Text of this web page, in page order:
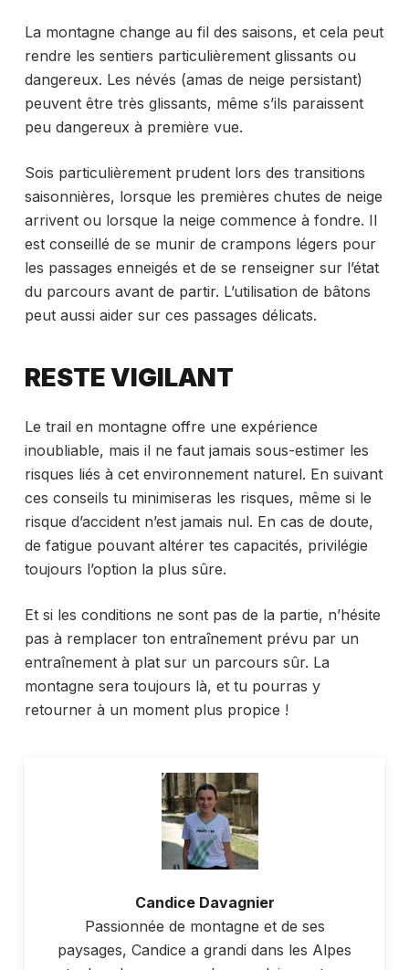
La montagne change au fil des saisons, et cela peut
rendre les sentiers particulièrement glissants ou
dangereux. Les névés (amas de neige persistant)
peuvent être très glissants, même s’ils paraissent
peu dangereux à première vue.
Sois particulièrement prudent lors des transitions
saisonnières, lorsque les premières chutes de neige
arrivent ou lorsque la neige commence à fondre. Il
est conseillé de se munir de crampons légers pour
les passages enneigés et de se renseigner sur l’état
du parcours avant de partir. L’utilisation de bâtons
peut aussi aider sur ces passages délicats.
RESTE VIGILANT
Le trail en montagne offre une expérience
inoubliable, mais il ne faut jamais sous-estimer les
risques liés à cet environnement naturel. En suivant
ces conseils tu minimiseras les risques, même si le
risque d’accident n’est jamais nul. En cas de doute,
de fatigue pouvant altérer tes capacités, privilégie
toujours l’option la plus sûre.
Et si les conditions ne sont pas de la partie, n’hésite
pas à remplacer ton entraînement prévu par un
entraînement à plat sur un parcours sûr. La
montagne sera toujours là, et tu pourras y
retourner à un moment plus propice !
Candice Davagnier
Passionnée de montagne et de ses
paysages, Candice a grandi dans les Alpes